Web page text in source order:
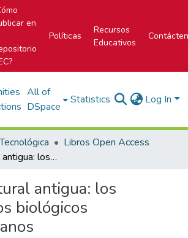
en
Políticas
Recursos
Educativos
All of
DSpace
Statistics Log In
Libros Open Access
Historia natural antigua: los intercambios biológicos interamericanos
antigua: los
biológicos